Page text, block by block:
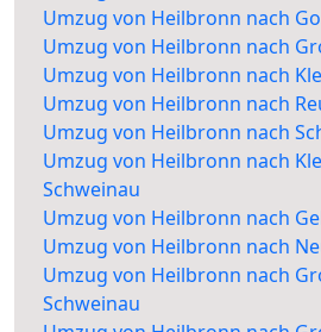
Umzug von Heilbronn nach
Umzug von Heilbronn nach
Umzug von Heilbronn nach
Umzug von Heilbronn nach
Umzug von Heilbronn nach
Umzug von Heilbronn nach
Schweinau
Umzug von Heilbronn nach
Umzug von Heilbronn nach
Umzug von Heilbronn nach
Schweinau